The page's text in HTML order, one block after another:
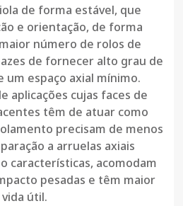
de forma estável, que
e orientação, de forma
número de rolos de
de fornecer alto grau de
espaço axial mínimo.
aplicações cujas faces de
têm de atuar como
precisam de menos
a arruelas axiais
características, acomodam
pesadas e têm maior
vida útil.